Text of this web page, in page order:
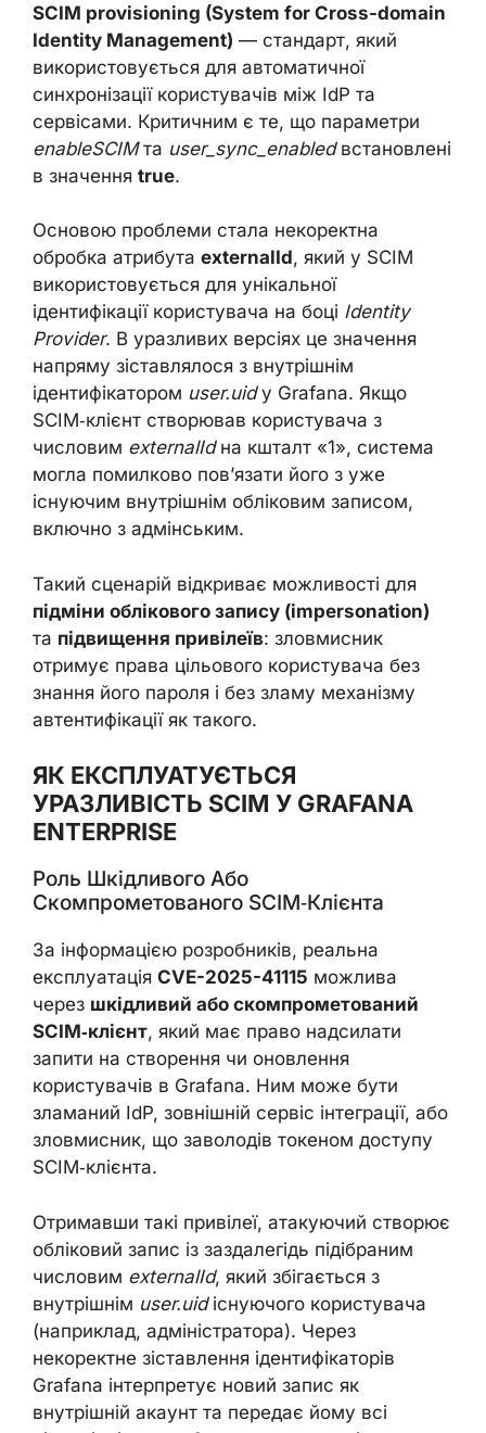
SCIM provisioning (System for Cross-domain
Identity Management) — стандарт, який
використовується для автоматичної
синхронізації користувачів між IdP та
сервісами. Критичним є те, що параметри
enableSCIMта user_sync_enabledвстановлені
в значення true.
Основою проблеми стала некоректна
обробка атрибута externalId, який у SCIM
використовується для унікальної
ідентифікації користувача на боці Identity
Provider. В уразливих версіях це значення
напряму зіставлялося з внутрішнім
ідентифікатором user.uidу Grafana. Якщо
SCIM‑клієнт створював користувача з
числовим externalIdна кшталт «1», система
могла помилково пов’язати його з уже
існуючим внутрішнім обліковим записом,
включно з адмінським.
Такий сценарій відкриває можливості для
підміни облікового запису (impersonation)
та підвищення привілеїв: зловмисник
отримує права цільового користувача без
знання його пароля і без зламу механізму
автентифікації як такого.
ЯК ЕКСПЛУАТУЄТЬСЯ
УРАЗЛИВІСТЬ SCIM У GRAFANA
ENTERPRISE
Роль Шкідливого Або
Скомпрометованого SCIM‑клієнта
За інформацією розробників, реальна
експлуатація CVE-2025-41115 можлива
через шкідливий або скомпрометований
SCIM‑клієнт, який має право надсилати
запити на створення чи оновлення
користувачів в Grafana. Ним може бути
зламаний IdP, зовнішній сервіс інтеграції, або
зловмисник, що заволодів токеном доступу
SCIM‑клієнта.
Отримавши такі привілеї, атакуючий створює
обліковий запис із заздалегідь підібраним
числовим externalId, який збігається з
внутрішнім user.uidіснуючого користувача
(наприклад, адміністратора). Через
некоректне зіставлення ідентифікаторів
Grafana інтерпретує новий запис як
внутрішній акаунт та передає йому всі